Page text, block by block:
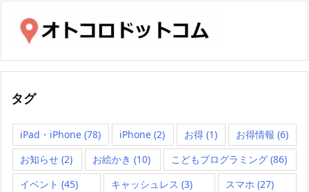
タグ
iPad・iPhone (78) iPhone (2) お得(1) お得情報 (6)
お知らせ (2) お絵かき (10) こどもプログラミング(86)
イベント (45) キャッシュレス (3) スマホ (27)